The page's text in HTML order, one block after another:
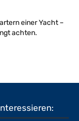
einer Yacht –
achten.